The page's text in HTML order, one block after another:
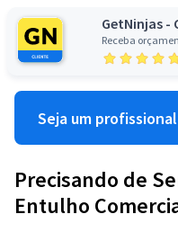
GetNinjas -
Receba
Seja um profissional
Precisando de
Entulho